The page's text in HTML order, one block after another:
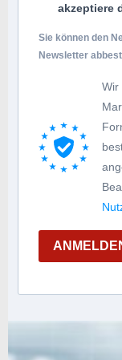
akzeptiere
Sie können den
Newsletter
Wir